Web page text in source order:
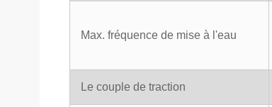
Max. fréquence de mise à l'eau
Le couple de traction